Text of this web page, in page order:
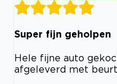
Super fijn geholpen
Hele fijne auto
afgeleverd met